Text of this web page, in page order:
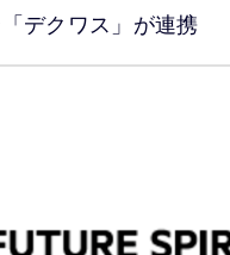
デクワス」が連携